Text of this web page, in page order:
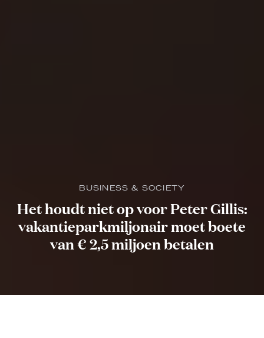
BUSINESS & SOCIETY
Het houdt niet op voor Peter Gillis:
vakantieparkmiljonair moet boete
van € 2,5 miljoen betalen